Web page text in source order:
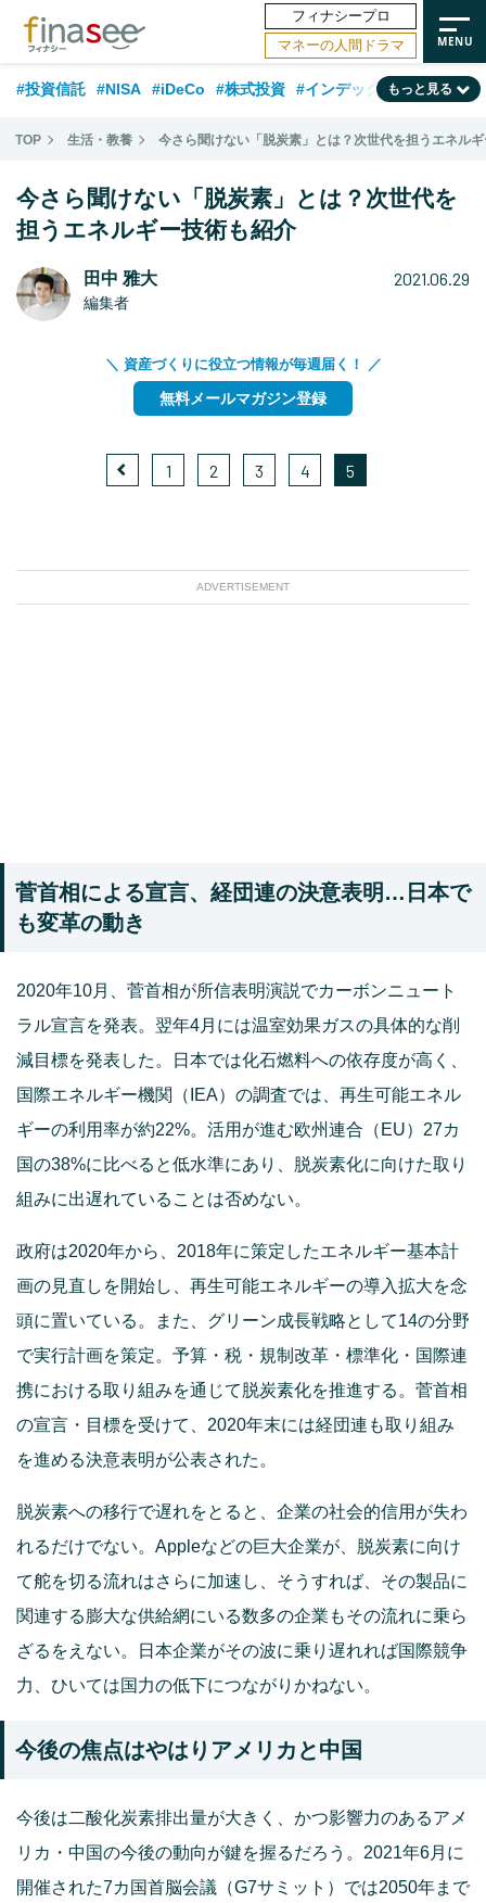
フィナシープロ
マネーの人間ドラマ
#投資信託 #NISA #iDeCo #株式投資 #インデックスファンド
#相談事例 #相続・贈与 #FP #新NISA #ランキング #日本株
#フィナンシャル・ウェルビーイング #老後 #金融用語解説
もっと見る
TOP 生活・教養 今さら聞けない「脱炭素」とは？次世代を担うエネル
今さら聞けない「脱炭素」とは？次世代を
担うエネルギー技術も紹介
田中 雅大
編集者
2021.06.29
＼ 資産づくりに役立つ情報が毎週届く！ ／
無料メールマガジン登録
1 2 3 4 5
ADVERTISEMENT
菅首相による宣言、経団連の決意表明…日本で
も変革の動き
2020年10月、菅首相が所信表明演説でカーボンニュート
ラル宣言を発表。翌年4月には温室効果ガスの具体的な削
減目標を発表した。日本では化石燃料への依存度が高く、
国際エネルギー機関（IEA）の調査では、再生可能エネル
ギーの利用率が約22%。活用が進む欧州連合（EU）27カ
国の38%に比べると低水準にあり、脱炭素化に向けた取り
組みに出遅れていることは否めない。
政府は2020年から、2018年に策定したエネルギー基本計
画の見直しを開始し、再生可能エネルギーの導入拡大を念
頭に置いている。また、グリーン成長戦略として14の分野
で実行計画を策定。 予算・税・規制改革・標準化・国際連
携における取り組みを通じて脱炭素化を推進する。菅首相
の宣言・目標を受けて、2020年末には経団連も取り組み
を進める決意表明が公表された。
脱炭素への移行で遅れをとると、企業の社会的信用が失わ
れるだけでない。Appleなどの巨大企業が、脱炭素に向け
て舵を切る流れはさらに加速し、そうすれば、その製品に
関連する膨大な供給網にいる数多の企業もその流れに乗ら
ざるをえない。日本企業がその波に乗り遅れれば国際競争
力、ひいては国力の低下につながりかねない。
今後の焦点はやはりアメリカと中国
今後は二酸化炭素排出量が大きく、かつ影響力のあるアメ
リカ・中国の今後の動向が鍵を握るだろう。2021年6月に
開催された7カ国首脳会議（G7サミット）では2050年まで